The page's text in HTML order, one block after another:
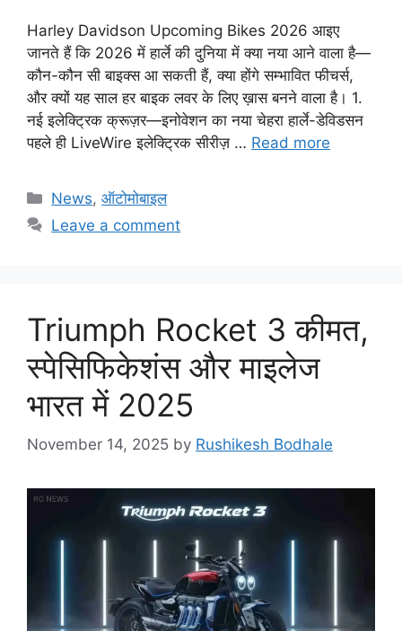
Harley Davidson Upcoming Bikes 2026 आइए
जानते हैं कि 2026 में हार्ले की दुनिया में क्या नया आने वाला है—
कौन-कौन सी बाइक्स आ सकती हैं, क्या होंगे सम्भावित फीचर्स,
और क्यों यह साल हर बाइक लवर के लिए ख़ास बनने वाला है। 1.
नई इलेक्ट्रिक क्रूज़र—इनोवेशन का नया चेहरा हार्ले-डेविडसन
पहले ही LiveWire इलेक्ट्रिक सीरीज़ … Read more
C
a
r
i
e
s
News,ऑटोमोबाइल
Leave a comment
Triumph Rocket 3 कीमत,
स्पेसिफिकेशंस और माइलेज
भारत में 2025
November 14, 2025 by Rushikesh Bodhale